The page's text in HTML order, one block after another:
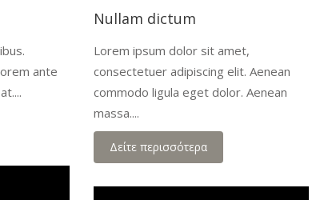
ante
Nullam dictum
Lorem ipsum dolor sit amet,
consectetuer adipiscing elit. Aenean
commodo ligula eget dolor. Aenean
massa....
Δείτε περισσότερα